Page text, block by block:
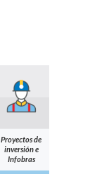
Proyectos de
inversión e
Infobras